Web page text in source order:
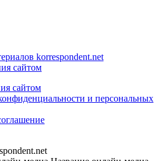
korrespondent.net
сайтом
сайтом
и персональных